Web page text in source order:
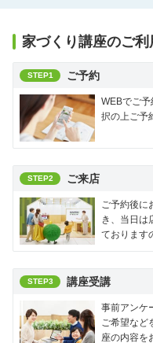
家づくり講座のご利
STEP1 ご予約
WEBでご予
択の上ご予
STEP2 ご来店
ご予約後に
き、当日は
ております
STEP3 講座受講
事前アンケ
ご希望など
座の内容を